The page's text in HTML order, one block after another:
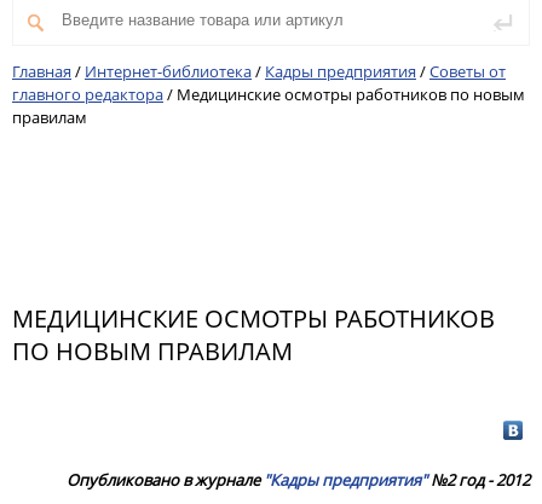
Главная / Интернет-библиотека/ Кадры предприятия /Советы от
главного редактора/ Медицинские осмотры работников по новым
правилам
МЕДИЦИНСКИЕ ОСМОТРЫ РАБОТНИКОВ
ПО НОВЫМ ПРАВИЛАМ
Опубликовано в журнале"Кадры предприятия"№2 год - 2012